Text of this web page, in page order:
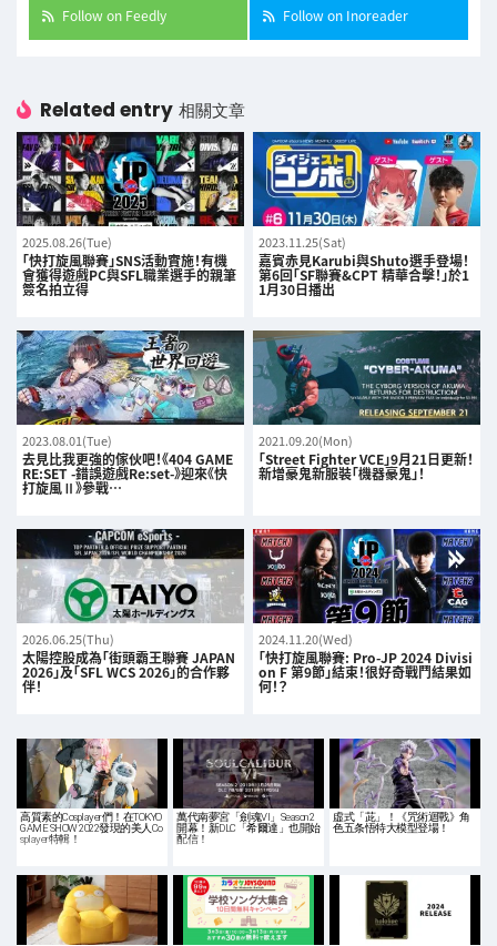
Follow on Feedly Follow on Inoreader
Related entry 相關文章
2025.08.26(Tue)
「快打旋風聯賽」SNS活動實施！有機
會獲得遊戲PC與SFL職業選手的親筆
簽名拍立得
2023.11.25(Sat)
嘉賓赤見Karubi與Shuto選手登場！
第6回「SF聯賽&CPT 精華合擊！」於1
1月30日播出
2023.08.01(Tue)
去見比我更強的傢伙吧！《404 GAME
RE:SET -錯誤遊戲Re:set-》迎來《快
打旋風Ⅱ》參戰…
2021.09.20(Mon)
「Street Fighter VCE」9月21日更新！
新增豪鬼新服裝「機器豪鬼」！
2026.06.25(Thu)
太陽控股成為「街頭霸王聯賽 JAPAN
2026」及「SFL WCS 2026」的合作夥
伴！
2024.11.20(Wed)
「快打旋風聯賽: Pro-JP 2024 Divisi
on F 第9節」結束！很好奇戰鬥結果如
何！？
高質素的Cosplayer們！在TOKYO
GAME SHOW 2022發現的美人Co
splayer特輯！
萬代南夢宮「劍魂VI」Season 2
開幕！新DLC「希爾達」也開始
配信！
虛式「茈」！《咒術迴戰》角
色五条悟特大模型登場！